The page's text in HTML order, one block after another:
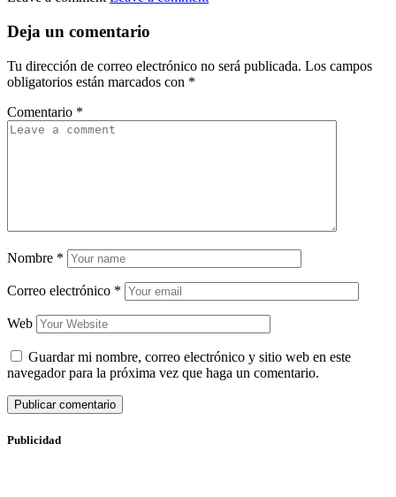
Deja un comentario
Tu dirección de correo electrónico no será publicada. Los campos
obligatorios están marcados con *
Comentario *
Nombre *
Correo electrónico *
Web
Guardar mi nombre, correo electrónico y sitio web en este
navegador para la próxima vez que haga un comentario.
Publicidad